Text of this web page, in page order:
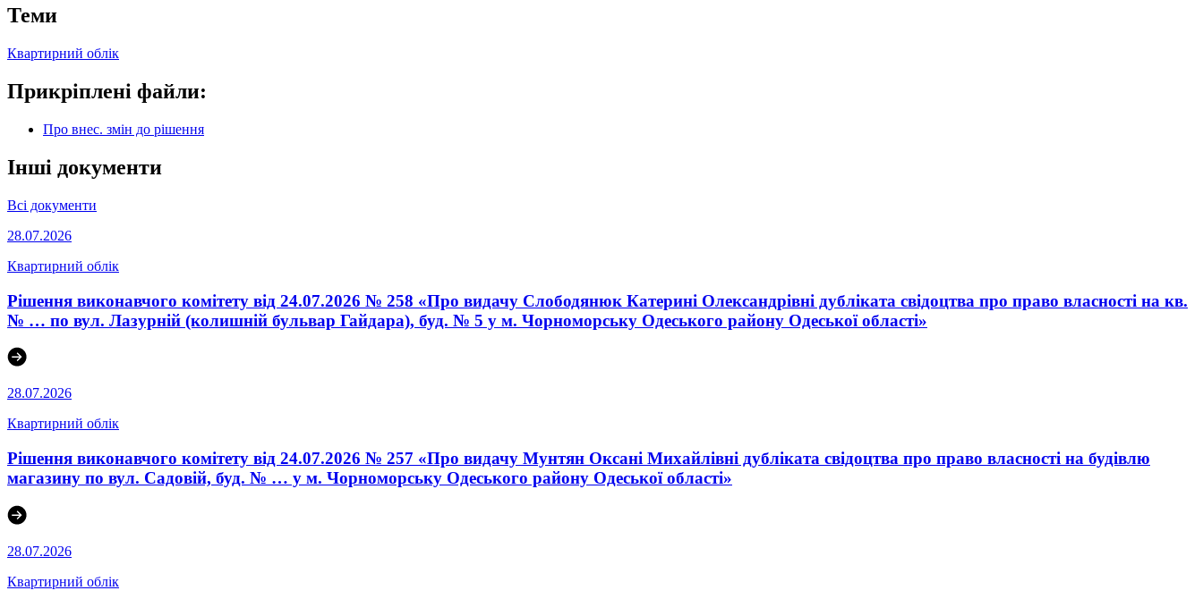
Теми
Квартирний облік
Прикріплені файли:
Про внес. змін до рішення
Інші документи
Всі документи
28.07.2026
Квартирний облік
Рішення виконавчого комітету від 24.07.2026 № 258 «Про видачу Слободянюк Катерині Олександрівні дубліката свідоцтва про право власності на кв.
№ … по вул. Лазурній (колишній бульвар Гайдара), буд. № 5 у м. Чорноморську Одеського району Одеської області»
28.07.2026
Квартирний облік
Рішення виконавчого комітету від 24.07.2026 № 257 «Про видачу Мунтян Оксані Михайлівні дубліката свідоцтва про право власності на будівлю
магазину по вул. Садовій, буд. № … у м. Чорноморську Одеського району Одеської області»
28.07.2026
Квартирний облік